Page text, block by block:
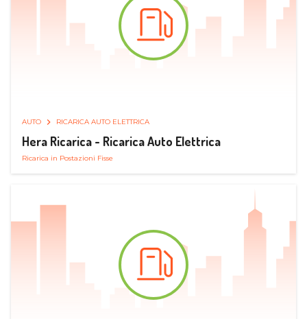
AUTO RICARICA AUTO ELETTRICA
Hera Ricarica - Ricarica Auto Elettrica
Ricarica in Postazioni Fisse